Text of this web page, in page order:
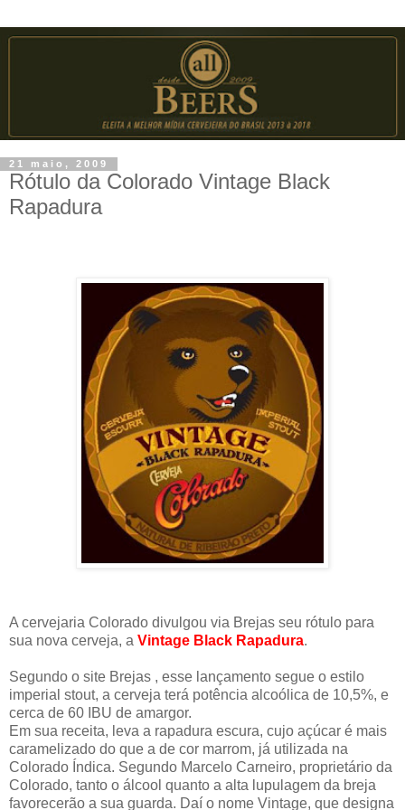
21 maio, 2009
Rótulo da Colorado Vintage Black
Rapadura
A cervejaria Colorado divulgou via Brejas seu rótulo para
sua nova cerveja, a Vintage Black Rapadura.
Segundo o site Brejas , esse lançamento segue o estilo
imperial stout, a cerveja terá potência alcoólica de 10,5%, e
cerca de 60 IBU de amargor.
Em sua receita, leva a rapadura escura, cujo açúcar é mais
caramelizado do que a de cor marrom, já utilizada na
Colorado Índica. Segundo Marcelo Carneiro, proprietário da
Colorado, tanto o álcool quanto a alta lupulagem da breja
favorecerão a sua guarda. Daí o nome Vintage, que designa